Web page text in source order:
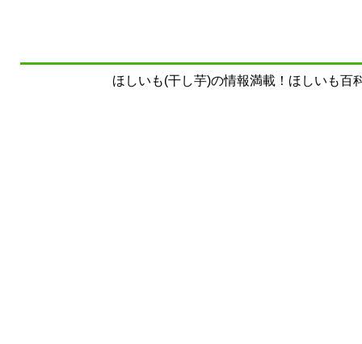
ほしいも(干し芋)の情報満載！ほしいも